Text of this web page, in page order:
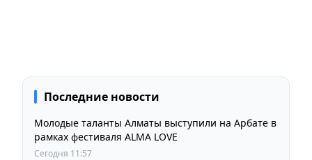
Последние новости
Молодые таланты Алматы выступили на Арбате в
рамках фестиваля ALMA LOVE
Сегодня 11:57